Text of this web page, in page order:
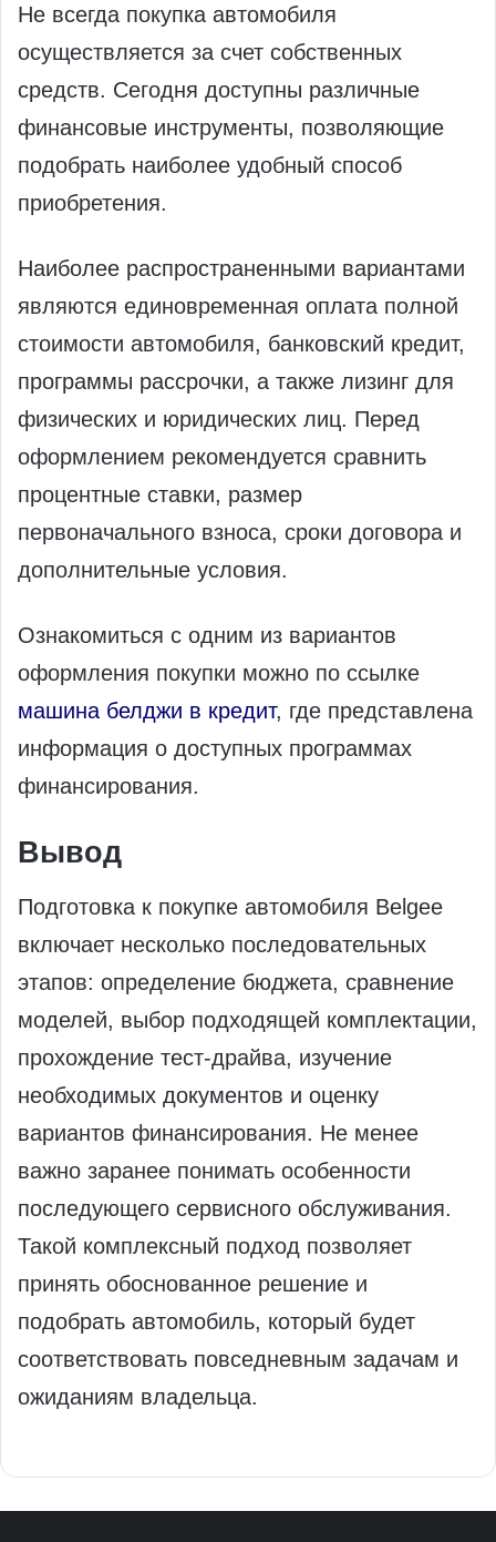
Не всегда покупка автомобиля
осуществляется за счет собственных
средств. Сегодня доступны различные
финансовые инструменты, позволяющие
подобрать наиболее удобный способ
приобретения.
Наиболее распространенными вариантами
являются единовременная оплата полной
стоимости автомобиля, банковский кредит,
программы рассрочки, а также лизинг для
физических и юридических лиц. Перед
оформлением рекомендуется сравнить
процентные ставки, размер
первоначального взноса, сроки договора и
дополнительные условия.
Ознакомиться с одним из вариантов
оформления покупки можно по ссылке
машина белджи в кредит, где представлена
информация о доступных программах
финансирования.
Вывод
Подготовка к покупке автомобиля Belgee
включает несколько последовательных
этапов: определение бюджета, сравнение
моделей, выбор подходящей комплектации,
прохождение тест-драйва, изучение
необходимых документов и оценку
вариантов финансирования. Не менее
важно заранее понимать особенности
последующего сервисного обслуживания.
Такой комплексный подход позволяет
принять обоснованное решение и
подобрать автомобиль, который будет
соответствовать повседневным задачам и
ожиданиям владельца.